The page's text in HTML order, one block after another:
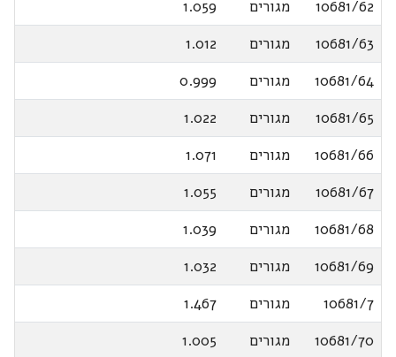
10681/62
מגורים
1.059
10681/63
מגורים
1.012
10681/64
מגורים
0.999
10681/65
מגורים
1.022
10681/66
מגורים
1.071
10681/67
מגורים
1.055
10681/68
מגורים
1.039
10681/69
מגורים
1.032
10681/7
מגורים
1.467
10681/70
מגורים
1.005